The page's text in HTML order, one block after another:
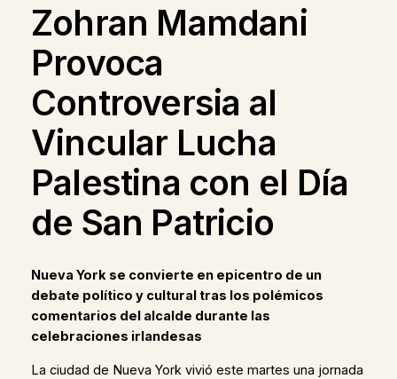
Zohran Mamdani
Provoca
Controversia al
Vincular Lucha
Palestina con el Día
de San Patricio
Nueva York se convierte en epicentro de un
debate político y cultural tras los polémicos
comentarios del alcalde durante las
celebraciones irlandesas
La ciudad de Nueva York vivió este martes una jornada